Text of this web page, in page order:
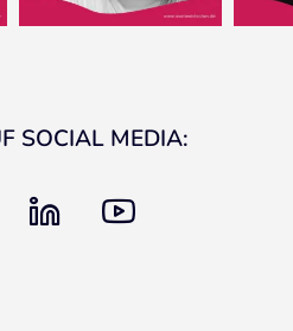
SOCIAL MEDIA:
instagram